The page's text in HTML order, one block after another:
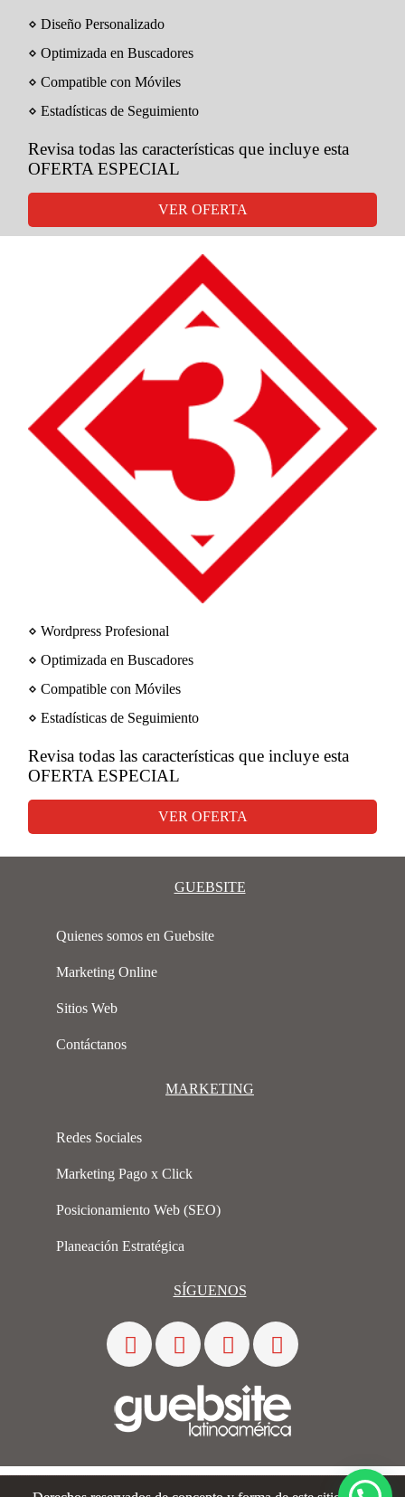
⋄ Diseño Personalizado
⋄ Optimizada en Buscadores
⋄ Compatible con Móviles
⋄ Estadísticas de Seguimiento
Revisa todas las características que incluye esta
OFERTA ESPECIAL
VER OFERTA
⋄ Wordpress Profesional
⋄ Optimizada en Buscadores
⋄ Compatible con Móviles
⋄ Estadísticas de Seguimiento
Revisa todas las características que incluye esta
OFERTA ESPECIAL
VER OFERTA
GUEBSITE
Quienes somos en Guebsite
Marketing Online
Sitios Web
Contáctanos
MARKETING
Redes Sociales
Marketing Pago x Click
Posicionamiento Web (SEO)
Planeación Estratégica
SÍGUENOS